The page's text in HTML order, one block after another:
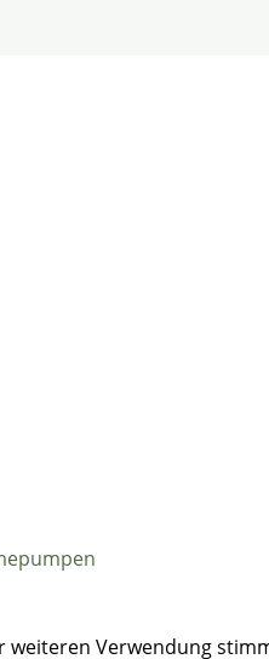
Verwendung